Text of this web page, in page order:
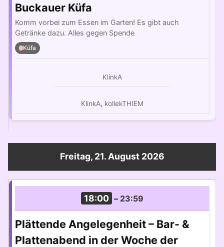
Buckauer Küfa
Komm vorbei zum Essen im Garten! Es gibt auch
Getränke dazu. Alles gegen Spende
Küfa
KlinkA
KlinkA, kollekTHIEM
Freitag, 21. August 2026
18:00 – 23:59
Plättende Angelegenheit – Bar- &
Plattenabend in der Woche der